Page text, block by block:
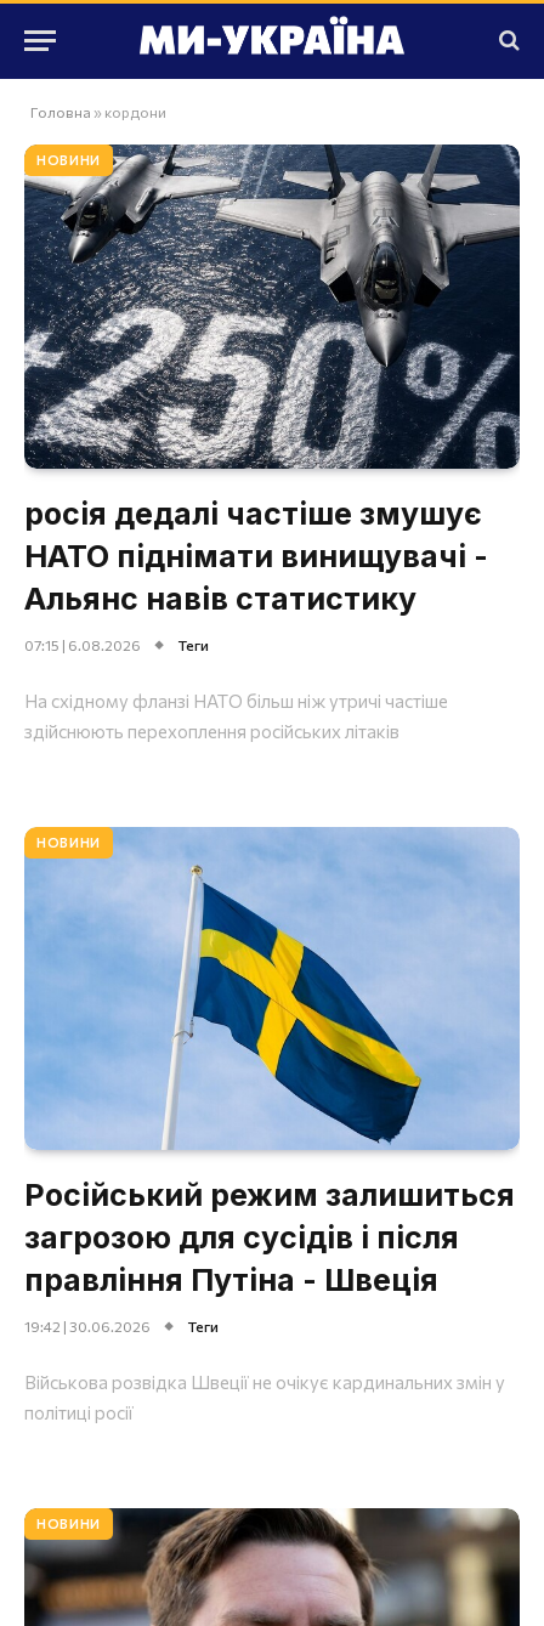
Головна » кордони
НОВИНИ
росія дедалі частіше змушує
НАТО піднімати винищувачі -
Альянс навів статистику
07:15 | 6.08.2026 Теги
На східному фланзі НАТО більш ніж утричі частіше
здійснюють перехоплення російських літаків
НОВИНИ
Російський режим залишиться
загрозою для сусідів і після
правління Путіна - Швеція
19:42 | 30.06.2026 Теги
Військова розвідка Швеції не очікує кардинальних змін у
політиці росії
НОВИНИ